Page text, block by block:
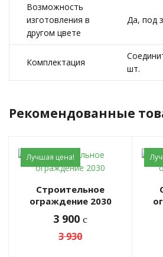
Возможность
изготовления в
другом цвете
Да, под
Комплектация
шт.
Рекомендованные
Лучшая цена!
Строительное
ограждение 2030
3 900 c
3 930